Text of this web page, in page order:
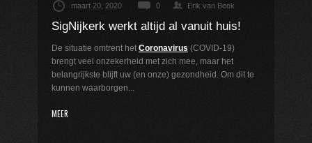
maart 20, 2020 0 Erik van Beek
SigNijkerk werkt altijd al vanuit huis!
De situatie omtrent het Coronavirus (COVID-19)
brengt veel onzekerheid met zich mee, maar het
belangrijkste blijft uw (en onze) gezondheid. Om dit te
kunnen waarborgen...
MEER